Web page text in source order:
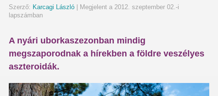
Szerző: Karcagi László| Megjelent a 2012. szeptember 02.-i
lapszámban
A nyári uborkaszezonban mindig
megszaporodnak a hírekben a földre veszélyes
aszteroidák.